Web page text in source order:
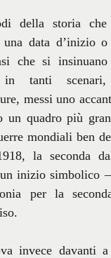
della storia
una data d’inizio
che si
in tanti scenari,
messi uno
un quadro più
mondiali ben
la seconda
inizio simbolico
per la
invece davanti